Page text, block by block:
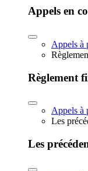
Appels en
Appels à
Règlement
Appels à
Les
Les